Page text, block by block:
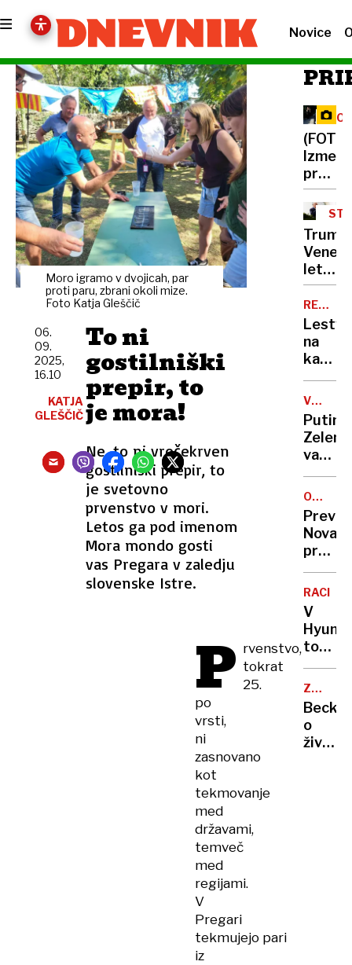
Novice
Moro igramo v dvojicah, par
proti paru, zbrani okoli mize.
Foto Katja Gleščič
To ni
gostilniški
prepir, to
je mora!
Ne, to ni vročekrven
gostilniški prepir, to
je svetovno
prvenstvo v mori.
Letos ga pod imenom
Mora mondo gosti
vas Pregara v zaledju
slovenske Istre.
06.
09.
2025,
16.10
KATJA
GLEŠČIČ
P rvenstvo,
tokrat
25.
po
vrsti,
ni
zasnovano
kot
tekmovanje
med
državami,
temveč
med
regijami.
V
Pregari
tekmujejo pari
iz
(FOTO)
pesem
Sreča
na
vrvici,
obred
Trump:
letala
bomo
če
bodo
PET
na
kateri
ni:
pet
v
Evropi
VOJNA
V
Putin
vabi
v
ta
pa
njega
v
Kijev
OD
Nova
na
cesti
čez
RACIJA
V
tovarni
v
ZDA
več
kot
300
ZA
ZAPAHI
Becker
o